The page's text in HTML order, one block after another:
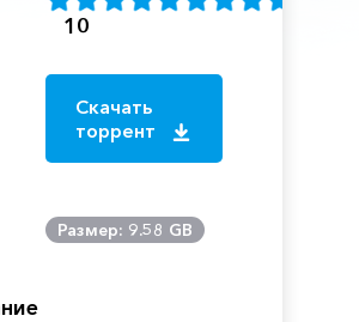
10
Скачать
торрент
Размер: 9.58 GB